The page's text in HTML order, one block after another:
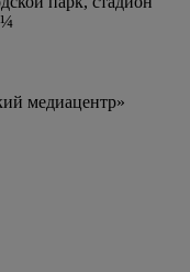
¼
медиацентр»